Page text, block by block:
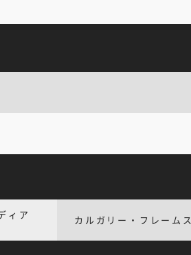
ィア
カルガリー・フレームス